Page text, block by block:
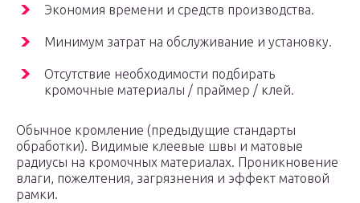
Экономия времени и средств производства.
Минимум затрат на обслуживание и установку.
Отсутствие необходимости подбирать
кромочные материалы / праймер / клей.
Обычное кромление (предыдущие стандарты
обработки). Видимые клеевые швы и матовые
радиусы на кромочных материалах. Проникновение
влаги, пожелтения, загрязнения и эффект матовой
рамки.